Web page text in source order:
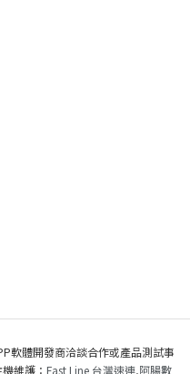
軟體開發商洽談合作或產品測試事
維護： Fast Line 台灣速連,阿腸數